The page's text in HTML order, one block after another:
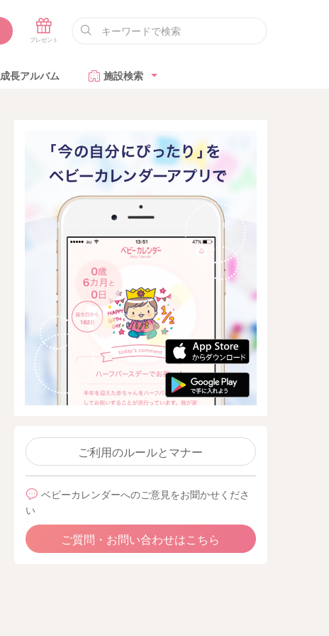
成長アルバム 施設検索
ご利用のルールとマナー
ベビーカレンダーへのご意見をお聞かせくださ
い
ご質問・お問い合わせはこちら